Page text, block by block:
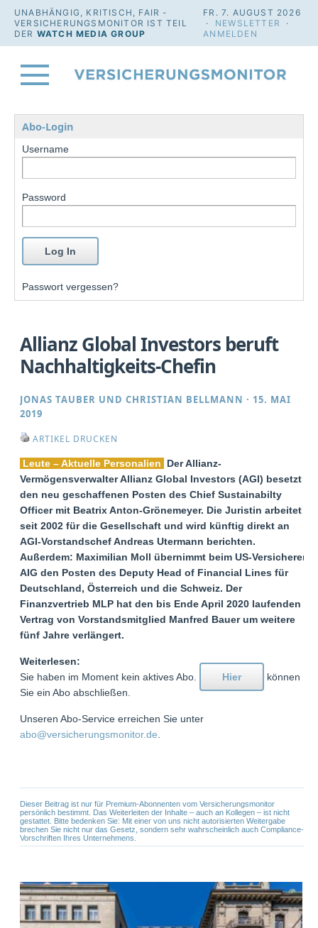
UNABHÄNGIG, KRITISCH, FAIR -
VERSICHERUNGSMONITOR IST TEIL
DER WATCH MEDIA GROUP
FR. 7. AUGUST 2026
· NEWSLETTER
·
ANMELDEN
Abo-Login
Username
Password
Passwort vergessen?
Allianz Global Investors beruft
Nachhaltigkeits-Chefin
JONAS TAUBER UNDCHRISTIAN BELLMANN · 15. MAI
2019
ARTIKEL DRUCKEN
Leute – Aktuelle Personalien
Der Allianz-
Vermögensverwalter Allianz Global Investors (AGI) besetzt
den neu geschaffenen Posten des Chief Sustainabilty
Officer mit Beatrix Anton-Grönemeyer. Die Juristin arbeitet
seit 2002 für die Gesellschaft und wird künftig direkt an
AGI-Vorstandschef Andreas Utermann berichten.
Außerdem: Maximilian Moll übernimmt beim US-Versicherer
AIG den Posten des Deputy Head of Financial Lines für
Deutschland, Österreich und die Schweiz. Der
Finanzvertrieb MLP hat den bis Ende April 2020 laufenden
Vertrag von Vorstandsmitglied Manfred Bauer um weitere
fünf Jahre verlängert.
Weiterlesen:
Sie haben im Moment kein aktives Abo.
Hier
können
Sie ein Abo abschließen.
Unseren Abo-Service erreichen Sie unter
abo@versicherungsmonitor.de
Dieser Beitrag ist nur für Premium-Abonnenten vom Versicherungsmonitor
persönlich bestimmt. Das Weiterleiten der Inhalte – auch an Kollegen – ist nicht
gestattet. Bitte bedenken Sie: Mit einer von uns nicht autorisierten Weitergabe
brechen Sie nicht nur das Gesetz, sondern sehr wahrscheinlich auch Compliance-
Vorschriften Ihres Unternehmens.